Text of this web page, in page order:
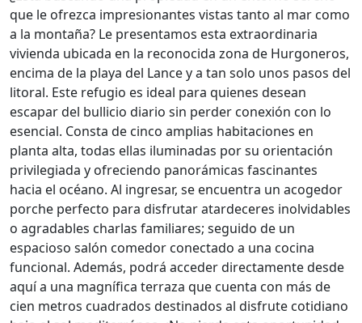
que le ofrezca impresionantes vistas tanto al mar como
a la montaña? Le presentamos esta extraordinaria
vivienda ubicada en la reconocida zona de Hurgoneros,
encima de la playa del Lance y a tan solo unos pasos del
litoral. Este refugio es ideal para quienes desean
escapar del bullicio diario sin perder conexión con lo
esencial. Consta de cinco amplias habitaciones en
planta alta, todas ellas iluminadas por su orientación
privilegiada y ofreciendo panorámicas fascinantes
hacia el océano. Al ingresar, se encuentra un acogedor
porche perfecto para disfrutar atardeceres inolvidables
o agradables charlas familiares; seguido de un
espacioso salón comedor conectado a una cocina
funcional. Además, podrá acceder directamente desde
aquí a una magnífica terraza que cuenta con más de
cien metros cuadrados destinados al disfrute cotidiano